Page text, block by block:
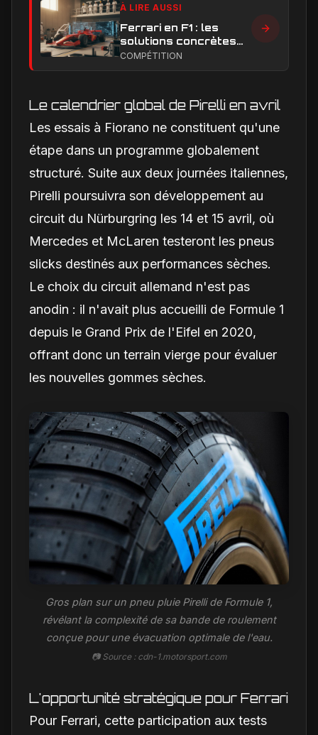
À LIRE AUSSI
Ferrari en F1 : les
solutions concrètes
pour combler son
COMPÉTITION
Le calendrier global de Pirelli en avril
Les essais à Fiorano ne constituent qu'une
étape dans un programme globalement
structuré. Suite aux deux journées italiennes,
Pirelli poursuivra son développement au
circuit du Nürburgring les 14 et 15 avril, où
Mercedes et McLaren testeront les pneus
slicks destinés aux performances sèches.
Le choix du circuit allemand n'est pas
anodin : il n'avait plus accueilli de Formule 1
depuis le Grand Prix de l'Eifel en 2020,
offrant donc un terrain vierge pour évaluer
les nouvelles gommes sèches.
Gros plan sur un pneu pluie Pirelli de Formule 1,
révélant la complexité de sa bande de roulement
conçue pour une évacuation optimale de l'eau.
📷 Source : cdn-1.motorsport.com
L'opportunité stratégique pour Ferrari
Pour Ferrari, cette participation aux tests